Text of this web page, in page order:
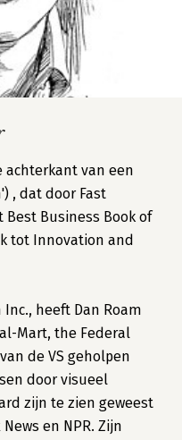
achterkant van een
, dat door Fast
Business Book of
tot Innovation and
heeft Dan Roam
Mart, the Federal
de VS geholpen
door visueel
zijn te zien geweest
News en NPR. Zijn